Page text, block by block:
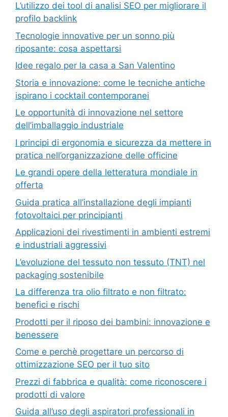
L’utilizzo dei tool di analisi SEO per migliorare il
profilo backlink
Tecnologie innovative per un sonno più
riposante: cosa aspettarsi
Idee regalo per la casa a San Valentino
Storia e innovazione: come le tecniche antiche
ispirano i cocktail contemporanei
Le opportunità di innovazione nel settore
dell’imballaggio industriale
I principi di ergonomia e sicurezza da mettere in
pratica nell’organizzazione delle officine
Le grandi opere della letteratura mondiale in
offerta
Guida pratica all’installazione degli impianti
fotovoltaici per principianti
Applicazioni dei rivestimenti in ambienti estremi
e industriali aggressivi
L’evoluzione del tessuto non tessuto (TNT) nel
packaging sostenibile
La differenza tra olio filtrato e non filtrato:
benefici e rischi
Prodotti per il riposo dei bambini: innovazione e
benessere
Come e perchè progettare un percorso di
ottimizzazione SEO per il tuo sito
Prezzi di fabbrica e qualità: come riconoscere i
prodotti di valore
Guida all’uso degli aspiratori professionali in